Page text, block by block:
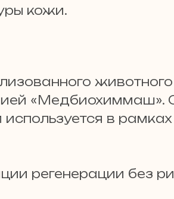
кожи.
животного
«Медбиохиммаш».
в
регенерации без